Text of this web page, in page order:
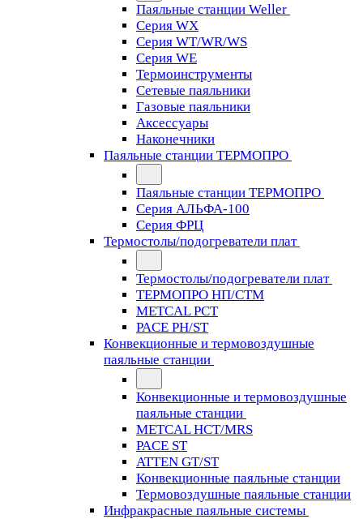
Паяльные станции Weller
Серия WX
Серия WT/WR/WS
Серия WE
Термоинструменты
Сетевые паяльники
Газовые паяльники
Аксессуары
Наконечники
Паяльные станции ТЕРМОПРО
Паяльные станции ТЕРМОПРО
Серия АЛЬФА-100
Серия ФРЦ
Термостолы/подогреватели плат
Термостолы/подогреватели плат
ТЕРМОПРО НП/СТМ
METCAL PCT
PACE PH/ST
Конвекционные и термовоздушные
паяльные станции
Конвекционные и термовоздушные
паяльные станции
METCAL HCT/MRS
PACE ST
ATTEN GT/ST
Конвекционные паяльные станции
Термовоздушные паяльные станции
Инфракрасные паяльные системы